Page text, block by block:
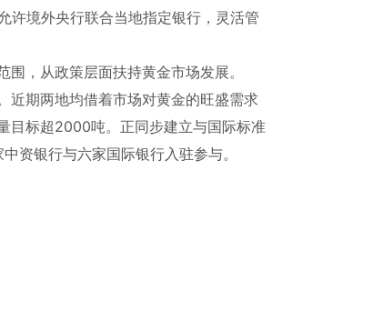
许境外央行联合当地指定银行，灵活管
，从政策层面扶持黄金市场发展。
近期两地均借着市场对黄金的旺盛需求
目标超2000吨。正同步建立与国际标准
资银行与六家国际银行入驻参与。